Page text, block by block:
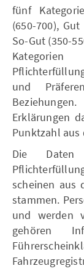
fünf
(650-700),
So-Gut (350-
und
Erklärungen
Punktzahl aus
Die Daten
scheinen aus
stammen.
und werden
gehören